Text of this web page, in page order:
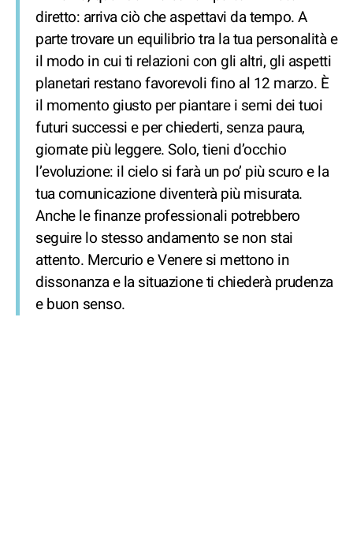
diretto: arriva ciò che aspettavi da tempo. A
parte trovare un equilibrio tra la tua personalità e
il modo in cui ti relazioni con gli altri, gli aspetti
planetari restano favorevoli fino al 12 marzo. È
il momento giusto per piantare i semi dei tuoi
futuri successi e per chiederti, senza paura,
giornate più leggere. Solo, tieni d’occhio
l’evoluzione: il cielo si farà un po’ più scuro e la
tua comunicazione diventerà più misurata.
Anche le finanze professionali potrebbero
seguire lo stesso andamento se non stai
attento. Mercurio e Venere si mettono in
dissonanza e la situazione ti chiederà prudenza
e buon senso.